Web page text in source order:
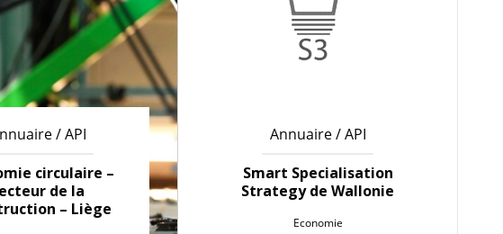
/ API
circulaire –
de la
– Liège
Annuaire / API
Smart Specialisation
Strategy de Wallonie
Economie